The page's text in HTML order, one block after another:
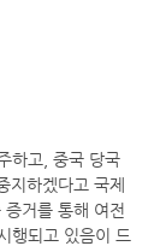
하고, 중국 당국
지하겠다고 국제
거를 통해 여전
행되고 있음이 드